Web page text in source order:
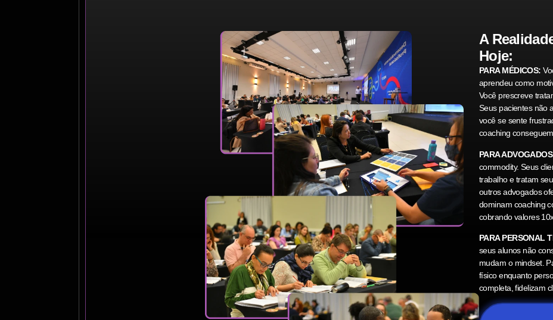
A
Hoje:
PARA MÉDICOS:
aprendeu como
Você prescreve
Seus pacientes não
você se sente
coaching
PARA
commodity. Seus
trabalho e tratam
outros advogados
dominam coaching
cobrando valores
PARA PERSONAL
seus alunos não
mudam o mindset.
físico enquanto
completa, fidelizam